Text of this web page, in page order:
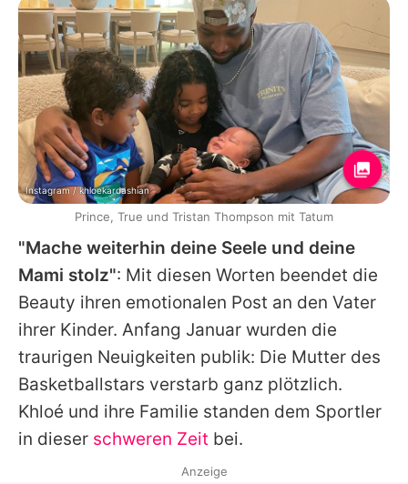
"Mache weiterhin deine Seele und deine
Mami stolz": Mit diesen Worten beendet die
Beauty ihren emotionalen Post an den Vater
ihrer Kinder. Anfang Januar wurden die
traurigen Neuigkeiten publik: Die Mutter des
Basketballstars verstarb ganz plötzlich.
Khloé und ihre Familie standen dem Sportler
in dieser schweren Zeit bei.
Instagram / khloekardashian
Prince, True und Tristan Thompson mit Tatum
Anzeige